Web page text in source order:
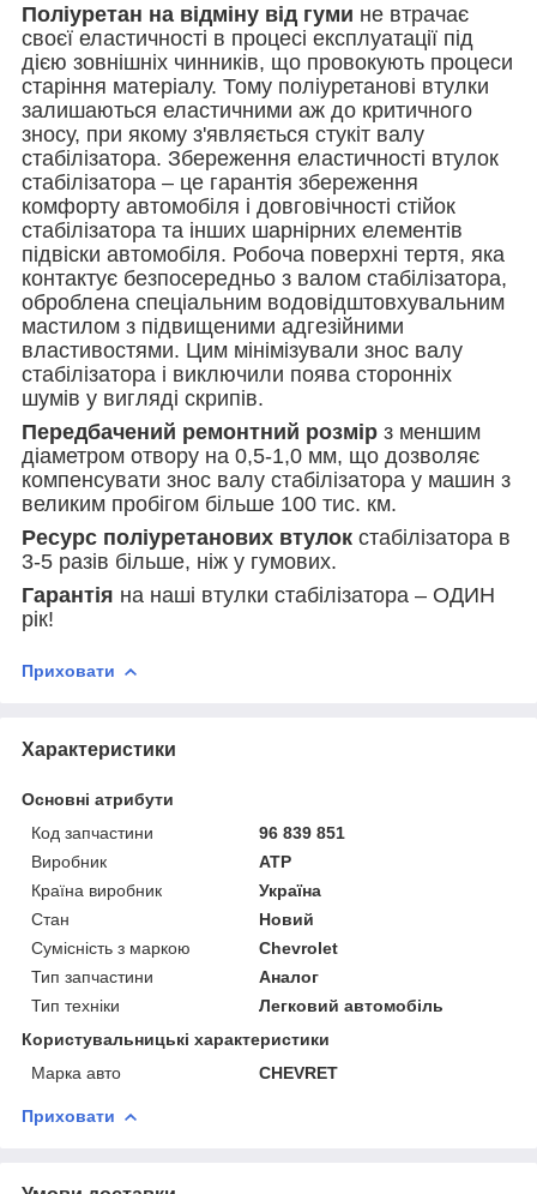
Поліуретан на відміну від гуми не втрачає
своєї еластичності в процесі експлуатації під
дією зовнішніх чинників, що провокують процеси
старіння матеріалу. Тому поліуретанові втулки
залишаються еластичними аж до критичного
зносу, при якому з'являється стукіт валу
стабілізатора. Збереження еластичності втулок
стабілізатора – це гарантія збереження
комфорту автомобіля і довговічності стійок
стабілізатора та інших шарнірних елементів
підвіски автомобіля. Робоча поверхні тертя, яка
контактує безпосередньо з валом стабілізатора,
оброблена спеціальним водовідштовхувальним
мастилом з підвищеними адгезійними
властивостями. Цим мінімізували знос валу
стабілізатора і виключили поява сторонніх
шумів у вигляді скрипів.
Передбачений ремонтний розмір з меншим
діаметром отвору на 0,5-1,0 мм, що дозволяє
компенсувати знос валу стабілізатора у машин з
великим пробігом більше 100 тис. км.
Ресурс поліуретанових втулок стабілізатора в
3-5 разів більше, ніж у гумових.
Гарантія на наші втулки стабілізатора – ОДИН
рік!
Приховати
Характеристики
Основні атрибути
Код запчастини
96 839 851
Виробник
ATP
Країна виробник
Україна
Стан
Новий
Сумісність з маркою
Chevrolet
Тип запчастини
Аналог
Тип техніки
Легковий автомобіль
Користувальницькі характеристики
Марка авто
CHEVRET
Приховати